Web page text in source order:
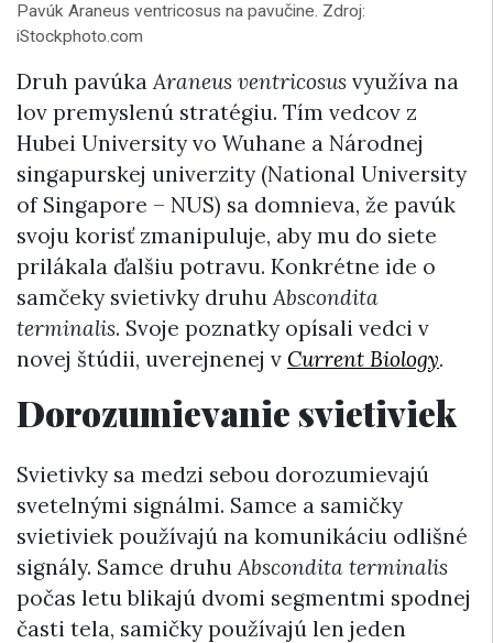
Pavúk Araneus ventricosus na pavučine. Zdroj:
iStockphoto.com
Druh pavúkaAraneus ventricosus využíva na
lov premyslenú stratégiu. Tím vedcov z
Hubei University vo Wuhane a Národnej
singapurskej univerzity (National University
of Singapore – NUS) sa domnieva, že pavúk
svoju korisť zmanipuluje, aby mu do siete
prilákala ďalšiu potravu. Konkrétne ide o
samčeky svietivky druhuAbscondita
terminalis. Svoje poznatky opísali vedci v
novej štúdii, uverejnenej v Current Biology.
Dorozumievanie svietiviek
Svietivky sa medzi sebou dorozumievajú
svetelnými signálmi. Samce a samičky
svietiviek používajú na komunikáciu odlišné
signály. Samce druhu Abscondita terminalis
počas letu blikajú dvomi segmentmi spodnej
časti tela, samičky používajú len jeden